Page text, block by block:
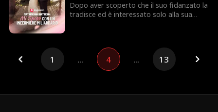
Dopo aver scoperto che il suo fidanzato la
tradisce ed è interessato solo alla sua
solo persone povere e laboriose, ma ha
gradualmente capito che suo marito
sembrava avere ricchezze e potere
infermiere volontario per esaudire l'ultimo
1 ... 4 ... 13